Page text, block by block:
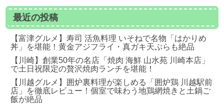
最近の投稿
【富津グルメ】寿司 活魚料理 いそねで名物「はかりめ
丼」を堪能！黄金アジフライ・真ガキ天ぷらも絶品
【川崎】創業50年の名店「焼肉 海鮮 山水苑 川崎本店」
で土日祝限定の贅沢焼肉ランチを堪能！
【川越グルメ】囲炉裏料理が楽しめる「囲炉鶏 川越駅前
店」を徹底レビュー！個室で味わう地鶏網焼きと土鍋ご
飯が絶品